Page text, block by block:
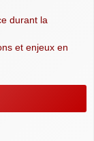
durant la
et enjeux en